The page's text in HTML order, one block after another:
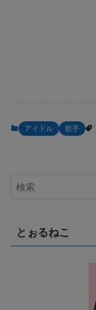
アイドル 歌手
とぉるねこ